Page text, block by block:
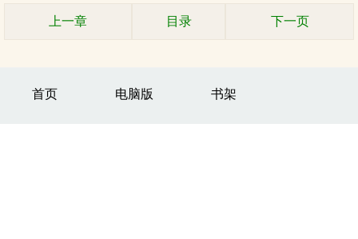
上一章 目录 下一页
首页 电脑版 书架